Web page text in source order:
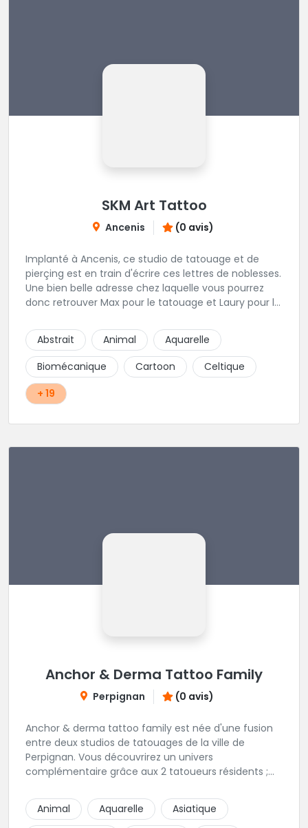
SKM Art Tattoo
Ancenis (0 avis)
Implanté à Ancenis, ce studio de tatouage et de
pierçing est en train d'écrire ces lettres de noblesses.
Une bien belle adresse chez laquelle vous pourrez
donc retrouver Max pour le tatouage et Laury pour le
détendu. Que demander de plus?
Abstrait Animal
Aquarelle
Biomécanique
Cartoon
Celtique
+ 19
Anchor & Derma Tattoo Family
Perpignan (0 avis)
Anchor & derma tattoo family est née d'une fusion
entre deux studios de tatouages de la ville de
Perpignan. Vous découvrirez un univers
complémentaire grâce aux 2 tatoueurs résidents ;
Animal
Aquarelle
Asiatique